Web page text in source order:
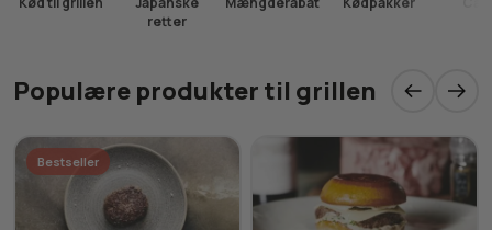
retter
Populære produkter til grillen
Bestseller